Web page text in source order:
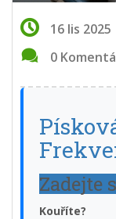
16 lis 2025
0
Zadejte
Kouříte?